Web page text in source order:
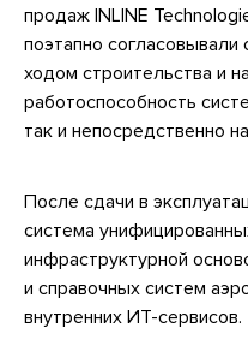
продаж INLINE
поэтапно
ходом строительства и
работоспособность
так и непосредственно
После сдачи в
система
инфраструктурной
и справочных систем
внутренних ИТ-сервисов.